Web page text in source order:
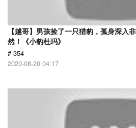
【越哥】男孩捡了一只猎豹，孤身深入
然！《小豹杜玛》
# 354
2020-08-20 04:17